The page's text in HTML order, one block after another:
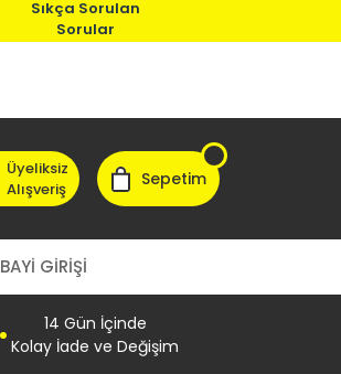
Sıkça Sorulan
Sorular
Üyeliksiz
Alışveriş
Sepetim
BAYİ GİRİŞİ
14 Gün İçinde
Kolay İade ve Değişim